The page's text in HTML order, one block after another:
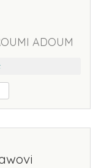
ADOUM